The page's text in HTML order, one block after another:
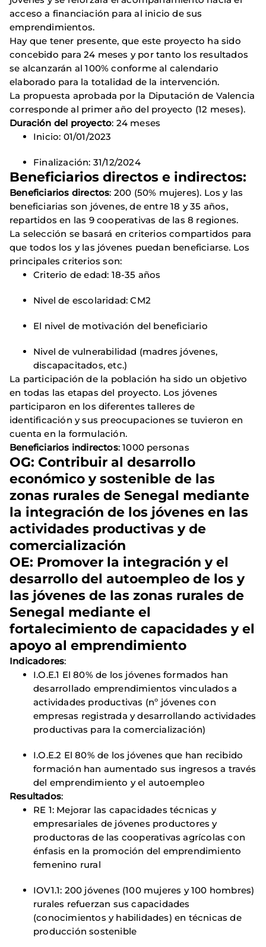
acceso a financiación para al inicio de sus
emprendimientos.
Hay que tener presente, que este proyecto ha sido
concebido para 24 meses y por tanto los resultados
se alcanzarán al 100% conforme al calendario
elaborado para la totalidad de la intervención.
La propuesta aprobada por la Diputación de Valencia
corresponde al primer año del proyecto (12 meses).
Duración del proyecto: 24 meses
Inicio: 01/01/2023
Finalización: 31/12/2024
Beneficiarios directos e indirectos:
Beneficiarios directos: 200 (50% mujeres). Los y las
beneficiarias son jóvenes, de entre 18 y 35 años,
repartidos en las 9 cooperativas de las 8 regiones.
La selección se basará en criterios compartidos para
que todos los y las jóvenes puedan beneficiarse. Los
principales criterios son:
Criterio de edad: 18-35 años
Nivel de escolaridad: CM2
El nivel de motivación del beneficiario
Nivel de vulnerabilidad (madres jóvenes,
discapacitados, etc.)
La participación de la población ha sido un objetivo
en todas las etapas del proyecto. Los jóvenes
participaron en los diferentes talleres de
identificación y sus preocupaciones se tuvieron en
cuenta en la formulación.
Beneficiarios indirectos: 1000 personas
OG: Contribuir al desarrollo
económico y sostenible de las
zonas rurales de Senegal mediante
la integración de los jóvenes en las
actividades productivas y de
comercialización
OE: Promover la integración y el
desarrollo del autoempleo de los y
las jóvenes de las zonas rurales de
Senegal mediante el
fortalecimiento de capacidades y el
apoyo al emprendimiento
Indicadores:
I.O.E.1 El 80% de los jóvenes formados han
desarrollado emprendimientos vinculados a
actividades productivas (nº jóvenes con
empresas registrada y desarrollando actividades
productivas para la comercialización)
I.O.E.2 El 80% de los jóvenes que han recibido
formación han aumentado sus ingresos a través
del emprendimiento y el autoempleo
Resultados:
RE 1: Mejorar las capacidades técnicas y
empresariales de jóvenes productores y
productoras de las cooperativas agrícolas con
énfasis en la promoción del emprendimiento
femenino rural
IOV1.1: 200 jóvenes (100 mujeres y 100 hombres)
rurales refuerzan sus capacidades
(conocimientos y habilidades) en técnicas de
producción sostenible